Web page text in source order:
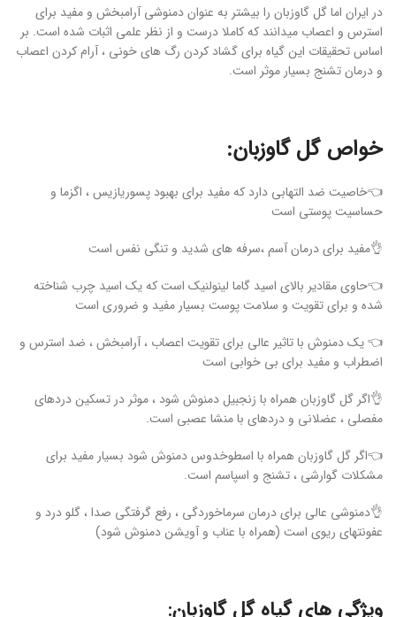
در ایران اما گل گاوزبان را بیشتر به عنوان دمنوشی آرامبخش و مفید برای
استرس و اعصاب میدانند که کاملا درست و از نظر علمی اثبات شده است. بر
اساس تحقیقات این گیاه برای گشاد کردن رگ های خونی ، آرام کردن اعصاب
و درمان تشنج بسیار موثر است.
خواص گل گاوزبان:
👈خاصیت ضد التهابی دارد که مفید برای بهبود پسوریازیس ، اگزما و
حساسیت پوستی است
👌مفید برای درمان آسم ،سرفه های شدید و تنگی نفس است
👈حاوی مقادیر بالای اسید گاما لینولنیک است که یک اسید چرب شناخته
شده و برای تقویت و سلامت پوست بسیار مفید و ضروری است
👈 یک دمنوش با تاثیر عالی برای تقویت اعصاب ، آرامبخش ، ضد استرس و
اضطراب و مفید برای بی خوابی است
👌اگر گل گاوزبان همراه با زنجبیل دمنوش شود ، موثر در تسکین دردهای
مفصلی ، عضلانی و دردهای با منشا عصبی است.
👈اگر گل گاوزبان همراه با اسطوخدوس دمنوش شود بسیار مفید برای
مشکلات گوارشی ، تشنج و اسپاسم است.
👌دمنوشی عالی برای درمان سرماخوردگی ، رفع گرفتگی صدا ، گلو درد و
عفونتهای ریوی است (همراه با عناب و آویشن دمنوش شود)
ویژگی های گیاه گل‌ گاوزبان: